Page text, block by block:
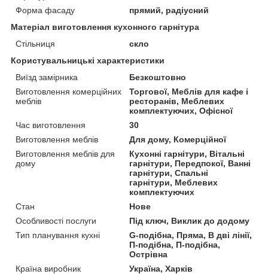
Форма фасаду
прямий, радіусний
Матеріал виготовлення кухонного гарнітура
Стільниця
скло
Користувальницькі характеристики
Виїзд замірника
Безкоштовно
Виготовлення комерційних
меблів
Торгової, Меблів для кафе і
ресторанів, Меблевих
комплектуючих, Офісної
Час виготовлення
30
Виготовлення меблів
Для дому, Комерційної
Виготовлення меблів для
дому
Кухонні гарнітури, Вітальні
гарнітури, Передпокої, Ванні
гарнітури, Спальні
гарнітури, Меблевих
комплектуючих
Стан
Нове
Особливості послуги
Під ключ, Виклик до додому
Тип планування кухні
G-подібна, Пряма, В дві лінії,
П-подібна, П-подібна,
Острівна
Країна виробник
Україна, Харків